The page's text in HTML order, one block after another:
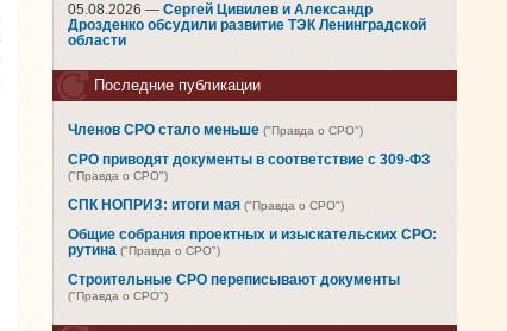
05.08.2026 — Сергей Цивилев и Александр
Дрозденко обсудили развитие ТЭК Ленинградской
области
Последние публикации
Членов СРО стало меньше ("Правда о СРО")
СРО приводят документы в соответствие с 309-ФЗ
("Правда о СРО")
СПК НОПРИЗ: итоги мая ("Правда о СРО")
Общие собрания проектных и изыскательских СРО:
рутина ("Правда о СРО")
Строительные СРО переписывают документы
("Правда о СРО")